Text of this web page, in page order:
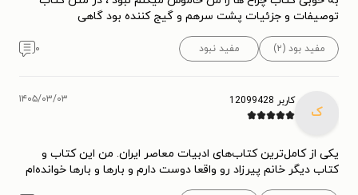
توصیفات و جزئیات پشت سرهم و گیج کننده بود گاهی
مفید بود (۲) مفید نبود ۰
ک
کاربر 12099428 ۱۴۰۵/۰۳/۰۳
یکی از کامل‌ترین کتاب‌های ادبیات معاصر ایران. من این کتاب و
کتاب دیگر خانم پیرزاد رو واقعا دوست دارم و بارها و بارها خوانده‌ام